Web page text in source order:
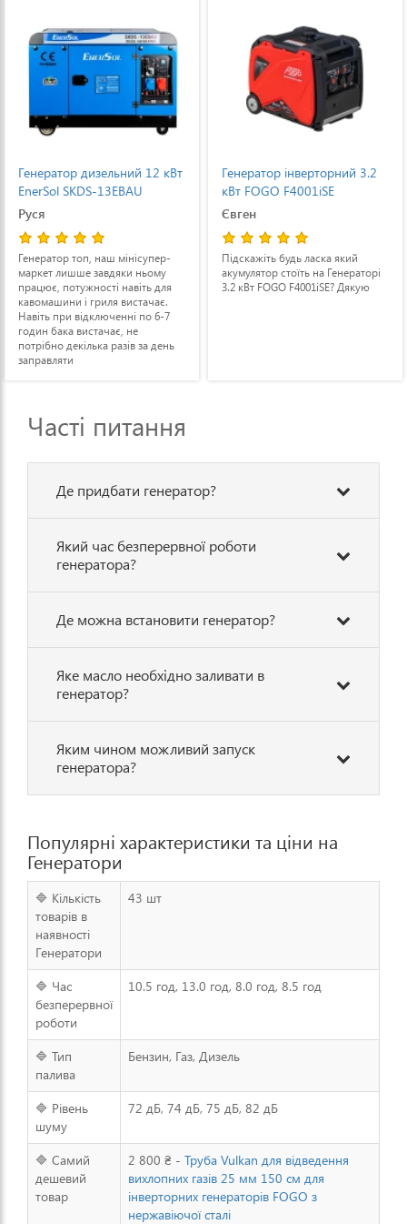
Генератор дизельний 12 кВт
EnerSol SKDS-13EBAU
Руся
Генератор топ, наш мінісупер-
маркет лишше завдяки ньому
працює, потужності навіть для
кавомашини і гриля вистачає.
Навіть при відключенні по 6-7
годин бака вистачає, не
потрібно декілька разів за день
заправляти
Генератор інверторний 3.2
кВт FOGO F4001iSE
Євген
Підскажіть будь ласка який
акумулятор стоїть на Генераторі
3.2 кВт FOGO F4001iSE? Дякую
Часті питання
Де придбати генератор?
Який час безперервної роботи
генератора?
Де можна встановити генератор?
Яке масло необхідно заливати в
генератор?
Яким чином можливий запуск
генератора?
Популярні характеристики та ціни на
Генератори
🔷 Кількість
товарів в
наявності
Генератори
43 шт
🔷 Час
безперервної
роботи
10.5 год, 13.0 год, 8.0 год, 8.5 год
🔷 Тип
палива
Бензин, Газ, Дизель
🔷 Рівень
шуму
72 дБ, 74 дБ, 75 дБ, 82 дБ
🔷 Самий
дешевий
товар
2 800 ₴ - Труба Vulkan для відведення
вихлопних газів 25 мм 150 см для
інверторних генераторів FOGO з
нержавіючої сталі